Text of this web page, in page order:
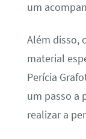
um
Além disso,
material
Perícia
um passo a
realizar a